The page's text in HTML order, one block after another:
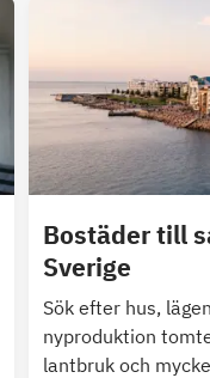
Bostäder till
Sverige
Sök efter hus,
nyproduktion
lantbruk och